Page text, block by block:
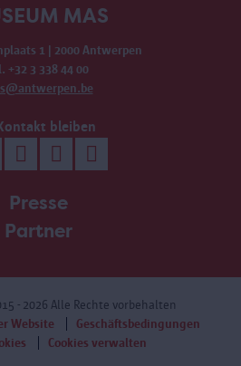
MAS
1 | 2000 Antwerpen
+32 3 338 44 00
bleiben
Presse
Partner
- 2026 Alle Rechte vorbehalten
Website
Geschäftsbedingungen
Cookies verwalten